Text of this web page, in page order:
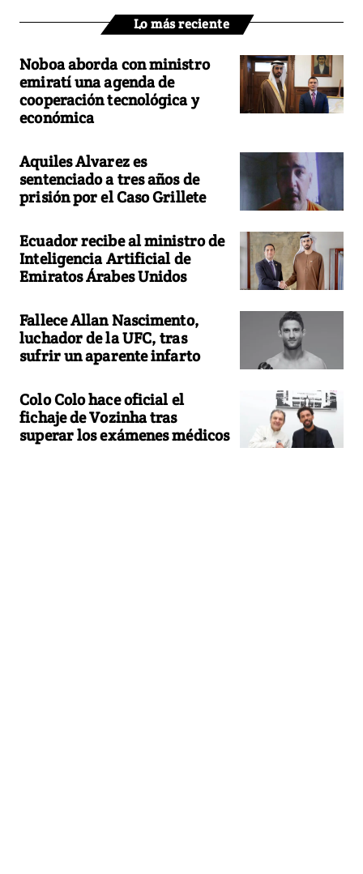
Lo más reciente
Noboa aborda con ministro
emiratí una agenda de
cooperación tecnológica y
económica
Aquiles Alvarez es
sentenciado a tres años de
prisión por el Caso Grillete
Ecuador recibe al ministro de
Inteligencia Artificial de
Emiratos Árabes Unidos
Fallece Allan Nascimento,
luchador de la UFC, tras
sufrir un aparente infarto
Colo Colo hace oficial el
fichaje de Vozinha tras
superar los exámenes médicos